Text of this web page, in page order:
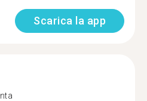
Scarica la app